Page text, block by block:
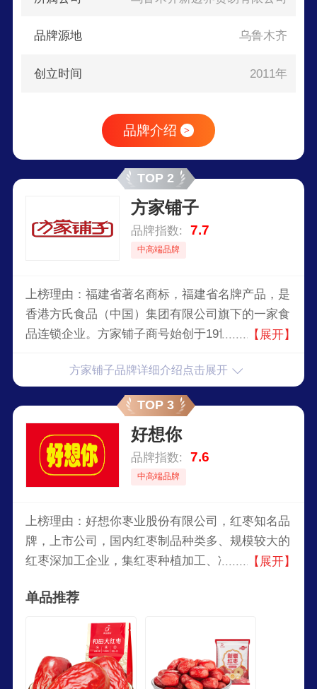
品牌源地 乌鲁木齐
创立时间 2011年
品牌介绍 >
TOP 2
方家铺子
品牌指数: 7.7
中高端品牌
上榜理由：福建省著名商标，福建省名牌产品，是
香港方氏食品（中国）集团有限公司旗下的一家食
品连锁企业。方家铺子商号始创于19世纪，拥有一
被业界誉为“干货泰斗”，品牌旗下有10大产品类
目，细分产品已超过550款，核心产品是南北干
货、粮油米面、健康滋补食材。
【展开】
方家铺子品牌详细介绍点击展开
TOP 3
好想你
品牌指数: 7.6
中高端品牌
上榜理由：好想你栆业股份有限公司，红枣知名品
牌，上市公司，国内红枣制品种类多、规模较大的
红枣深加工企业，集红枣种植加工、冷藏保鲜、科
业。
【展开】
单品推荐